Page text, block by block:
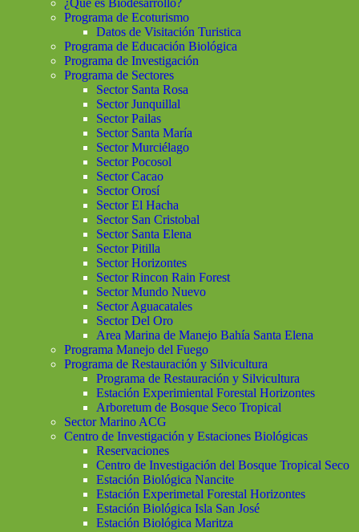
¿Qué es Biodesarrollo?
Programa de Ecoturismo
Datos de Visitación Turistica
Programa de Educación Biológica
Programa de Investigación
Programa de Sectores
Sector Santa Rosa
Sector Junquillal
Sector Pailas
Sector Santa María
Sector Murciélago
Sector Pocosol
Sector Cacao
Sector Orosí
Sector El Hacha
Sector San Cristobal
Sector Santa Elena
Sector Pitilla
Sector Horizontes
Sector Rincon Rain Forest
Sector Mundo Nuevo
Sector Aguacatales
Sector Del Oro
Area Marina de Manejo Bahía Santa Elena
Programa Manejo del Fuego
Programa de Restauración y Silvicultura
Programa de Restauración y Silvicultura
Estación Experimiental Forestal Horizontes
Arboretum de Bosque Seco Tropical
Sector Marino ACG
Centro de Investigación y Estaciones Biológicas
Reservaciones
Centro de Investigación del Bosque Tropical Seco
Estación Biológica Nancite
Estación Experimetal Forestal Horizontes
Estación Biológica Isla San José
Estación Biológica Maritza